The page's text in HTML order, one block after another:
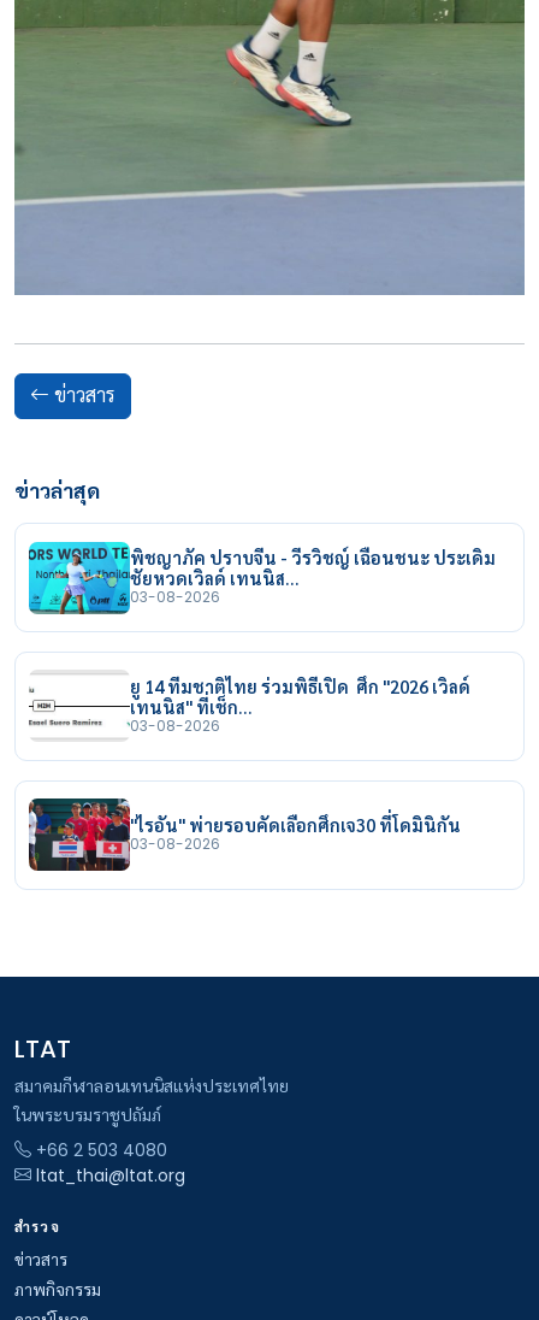
ข่าวสาร
ข่าวล่าสุด
พิชญาภัค ปราบจีน - วีรวิชญ์ เฉือนชนะ ประเดิม
ชัยหวดเวิลด์ เทนนิส…
03-08-2026
ยู 14 ทีมชาติไทย ร่วมพิธีเปิด ศึก "2026 เวิลด์
เทนนิส" ที่เช็ก…
03-08-2026
"ไรอัน" พ่ายรอบคัดเลือกศึกเจ30 ที่โดมินิกัน
03-08-2026
LTAT
สมาคมกีฬาลอนเทนนิสแห่งประเทศไทย
ในพระบรมราชูปถัมภ์
+66 2 503 4080
ltat_thai@ltat.org
สำรวจ
ข่าวสาร
ภาพกิจกรรม